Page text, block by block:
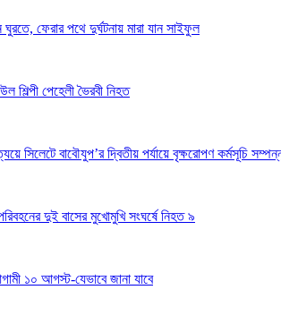
ফেরার পথে দুর্ঘটনায় মারা যান সাইফুল
শিল্পী পেহেলী ভৈরবী নিহত
সিলেটে বাবৌযুপ’র দ্বিতীয় পর্যায়ে বৃক্ষরোপণ কর্মসূচি
দুই বাসের মুখোমুখি সংঘর্ষে নিহত ৯
১০ আগস্ট-যেভাবে জানা যাবে